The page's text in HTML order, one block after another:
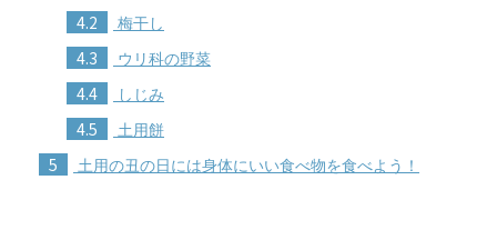
4.2 梅干し
4.3 ウリ科の野菜
4.4 しじみ
4.5 土用餅
5 土用の丑の日には身体にいい食べ物を食べよう！